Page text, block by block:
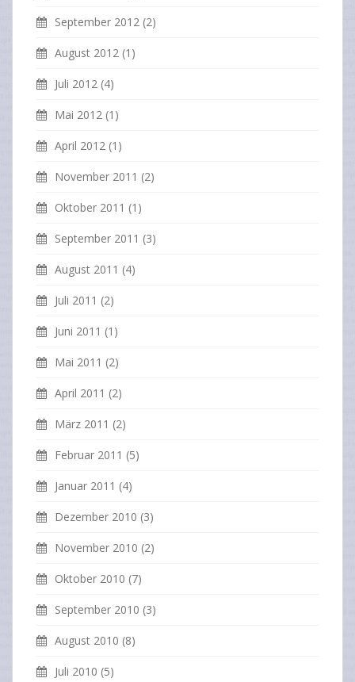
September 2012 (2)
August 2012 (1)
Juli 2012 (4)
Mai 2012 (1)
April 2012 (1)
November 2011 (2)
Oktober 2011 (1)
September 2011 (3)
August 2011 (4)
Juli 2011 (2)
Juni 2011 (1)
Mai 2011 (2)
April 2011 (2)
März 2011 (2)
Februar 2011 (5)
Januar 2011 (4)
Dezember 2010 (3)
November 2010 (2)
Oktober 2010 (7)
September 2010 (3)
August 2010 (8)
Juli 2010 (5)